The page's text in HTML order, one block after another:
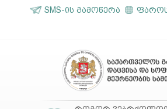
SMS-ის გამოწერა